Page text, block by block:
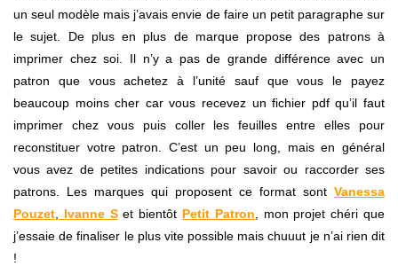
un seul modèle mais j’avais envie de faire un petit paragraphe sur
le sujet. De plus en plus de marque propose des patrons à
imprimer chez soi. Il n’y a pas de grande différence avec un
patron que vous achetez à l’unité sauf que vous le payez
beaucoup moins cher car vous recevez un fichier pdf qu’il faut
imprimer chez vous puis coller les feuilles entre elles pour
reconstituer votre patron. C’est un peu long, mais en général
vous avez de petites indications pour savoir ou raccorder ses
patrons. Les marques qui proposent ce format sont Vanessa
Pouzet
Ivanne Set bientôt Petit Patron , mon projet chéri que
j’essaie de finaliser le plus vite possible mais chuuut je n’ai rien dit
!